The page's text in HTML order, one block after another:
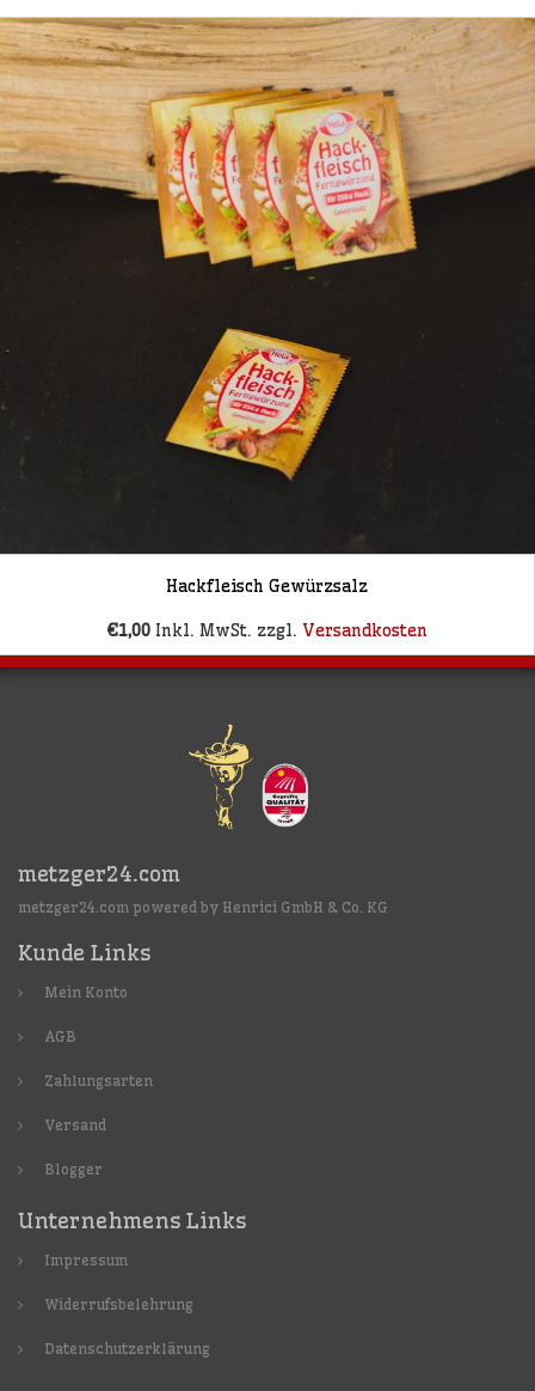
Hackfleisch Gewürzsalz
€1,00 Inkl. MwSt. zzgl. Versandkosten
metzger24.com
metzger24.com powered by Henrici GmbH & Co. KG
Kunde Links
Mein Konto
AGB
Zahlungsarten
Versand
Blogger
Unternehmens Links
Impressum
Widerrufsbelehrung
Datenschutzerklärung